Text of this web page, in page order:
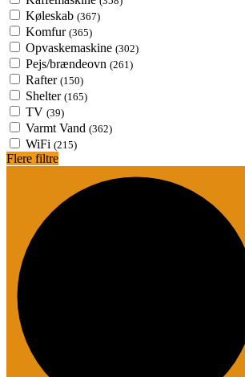
Køleskab (367)
Komfur (365)
Opvaskemaskine (302)
Pejs/brændeovn (261)
Rafter (150)
Shelter (165)
TV (39)
Varmt Vand (362)
WiFi (215)
Flere filtre